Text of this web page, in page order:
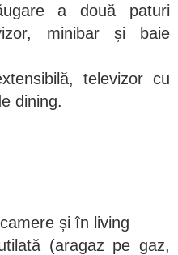
a două paturi
minibar și baie
televizor cu
dining.
și în living
(aragaz pe gaz,